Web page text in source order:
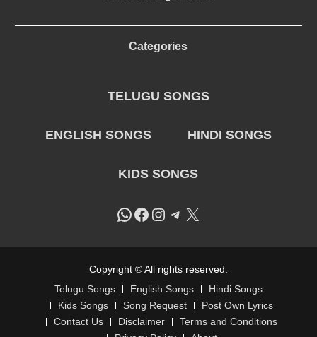
Categories
TELUGU SONGS
ENGLISH SONGS HINDI SONGS
KIDS SONGS
WhatsApp
Facebook
Instagram
Telegram
X
Copyright © All rights reserved.
Telugu Songs
English Songs
Hindi Songs
Kids Songs
Song Request
Post Own Lyrics
Contact Us
Disclaimer
Terms and Conditions